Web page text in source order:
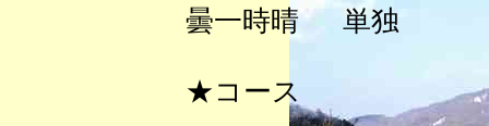
曇一時晴 単独
★コース